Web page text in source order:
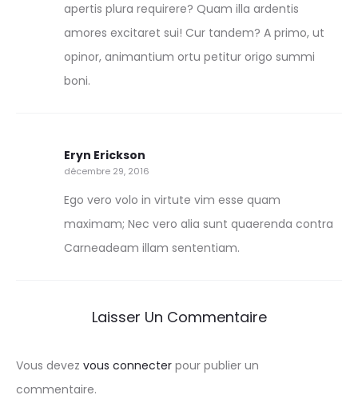
apertis plura requirere? Quam illa ardentis
amores excitaret sui! Cur tandem? A primo, ut
opinor, animantium ortu petitur origo summi
boni.
Eryn Erickson
décembre 29, 2016
Ego vero volo in virtute vim esse quam
maximam; Nec vero alia sunt quaerenda contra
Carneadeam illam sententiam.
Laisser Un Commentaire
Vous devez vous connecter pour publier un
commentaire.